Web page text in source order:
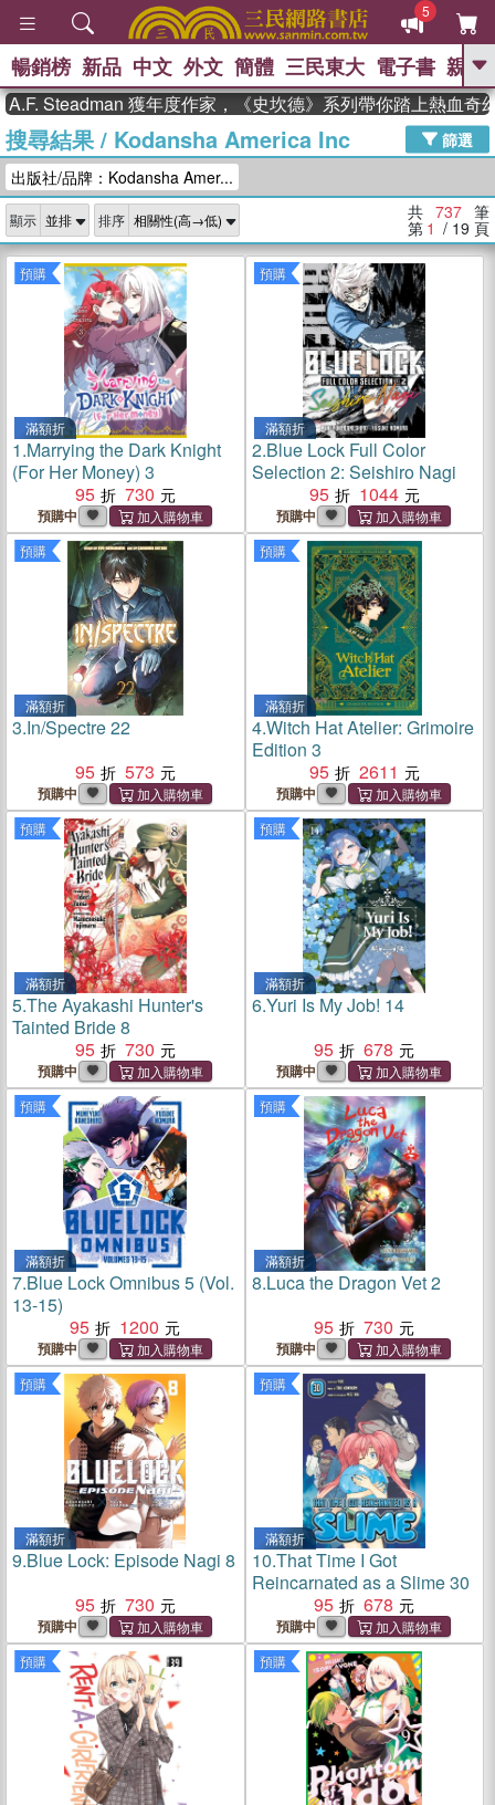
5
GO
熱搜： 東野圭吾 、 高希均教授回憶錄
、 The Odyssey 、 父親節 、 如果歷
史是一群喵
獎 臺灣漫遊錄 、 方念華 、 台灣的李
登輝時代
數學女孩：黎曼猜想 、
偉大的迷走神經
暢銷榜 新品 中文 外文 簡體 三民東大 電子書 親子
獲年度作家，《史坎德》系列帶你踏上熱血奇幻旅程
搜尋結果/ Kodansha America Inc
篩選
出版社/品牌：Kodansha Amer...
顯示 排序 共 737 筆
第 1 / 19 頁
預購
滿額折
1.Marrying the Dark Knight
(For Her Money) 3
95
730
預購中
預購
滿額折
2.Blue Lock Full Color
Selection 2: Seishiro Nagi
95
1044
預購中
預購
滿額折
3.In/Spectre 22
95
573
預購中
預購
滿額折
4.Witch Hat Atelier: Grimoire
Edition 3
95
2611
預購中
預購
滿額折
5.The Ayakashi Hunter's
Tainted Bride 8
95
730
預購中
預購
滿額折
6.Yuri Is My Job! 14
95
678
預購中
預購
滿額折
7.Blue Lock Omnibus 5 (Vol.
13-15)
95
1200
預購中
預購
滿額折
8.Luca the Dragon Vet 2
95
730
預購中
預購
滿額折
9.Blue Lock: Episode Nagi 8
95
730
預購中
預購
滿額折
10.That Time I Got
Reincarnated as a Slime 30
95
678
預購中
預購 預購